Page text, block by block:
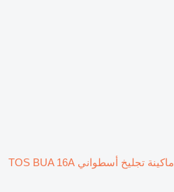
ماكينة تجليخ أسطواني TOS BUA 16A